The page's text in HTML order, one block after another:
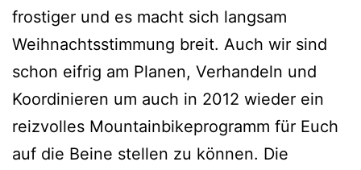
frostiger und es macht sich langsam
Weihnachtsstimmung breit. Auch wir sind
schon eifrig am Planen, Verhandeln und
Koordinieren um auch in 2012 wieder ein
reizvolles Mountainbikeprogramm für Euch
auf die Beine stellen zu können. Die